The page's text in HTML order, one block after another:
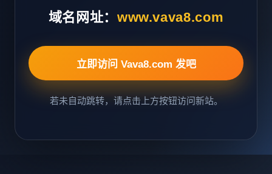
域名网址： www.vava8.com
立即访问 Vava8.com 发吧
若未自动跳转，请点击上方按钮访问新站。